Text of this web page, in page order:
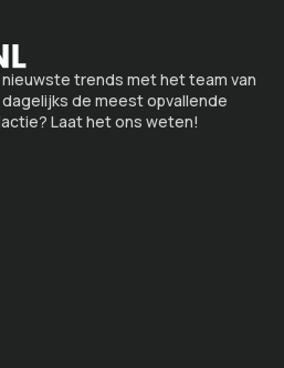
trends met het team van
de meest opvallende
Laat het ons weten!